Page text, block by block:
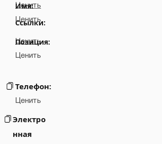
Ценить
Ссылки:
Ценить
Имя:
Ценить
Позиция:
Ценить
Телефон:
Ценить
Электро
нная